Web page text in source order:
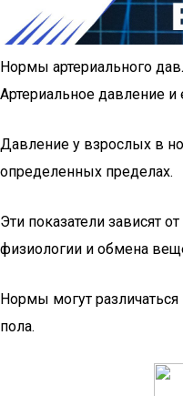
Нормы артериального
Артериальное давление
Давление у взрослых в
определенных пределах.
Эти показатели зависят
физиологии и обмена
Нормы могут различаться
пола.